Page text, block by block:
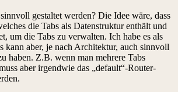
gestaltet werden? Die Idee wäre, dass
die Tabs als Datenstruktur enthält und
um die Tabs zu verwalten. Ich habe es als
kann aber, je nach Architektur, auch sinnvoll
haben. Z.B. wenn man mehrere Tabs
aber irgendwie das „default“-Router-